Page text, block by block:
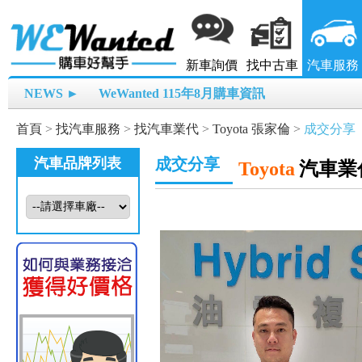
新車詢價 找中古車 汽車服務
NEWS ► WeWanted 115年8月購車資訊
首頁 > 找汽車服務 > 找汽車業代 > Toyota 張家倫 > 成交分享
汽車品牌列表 成交分享 Toyota 汽車